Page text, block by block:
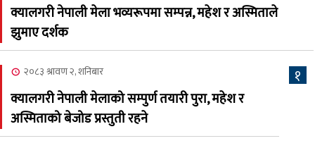
नेप्लिज सोसाइटि अफ
२०८३ श्रावण ६, बुधबार
कामना खबर पत्रिका
क्यालगरी नेपाली मेला भव्यरूपमा सम्पन्न, महेश र अस्मिताले
झुमाए दर्शक
१
२०८३ श्रावण २, शनिबार
क्यालगरी नेपाली मेलाको सम्पुर्ण तयारी पुरा, महेश र
अस्मिताको बेजोड प्रस्तुती रहने